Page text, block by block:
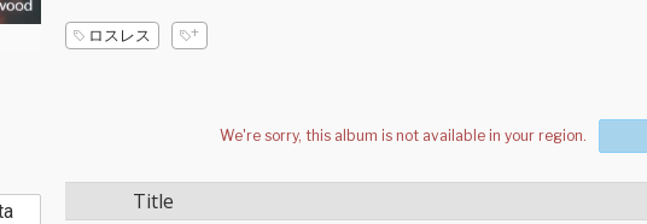
ロスレス
Title